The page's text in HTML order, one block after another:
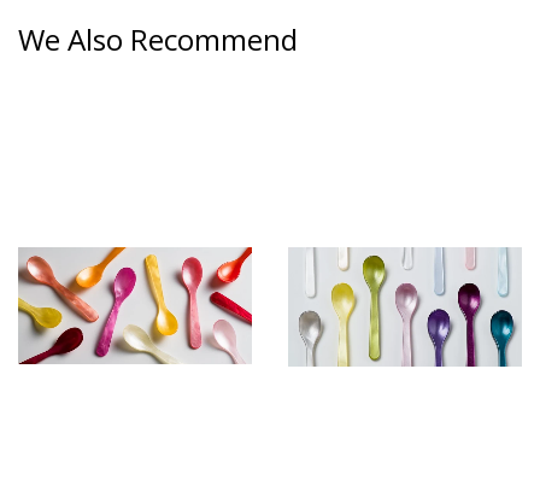
We Also Recommend